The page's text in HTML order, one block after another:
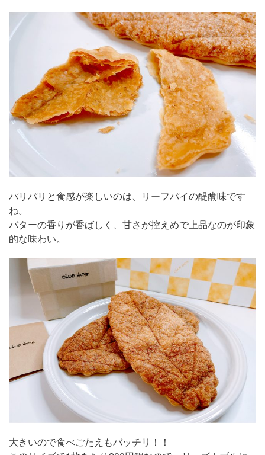
パリパリと食感が楽しいのは、リーフパイの醍醐味です
ね。
バターの香りが香ばしく、甘さが控えめで上品なのが印象
的な味わい。
大きいので食べごたえもバッチリ！！